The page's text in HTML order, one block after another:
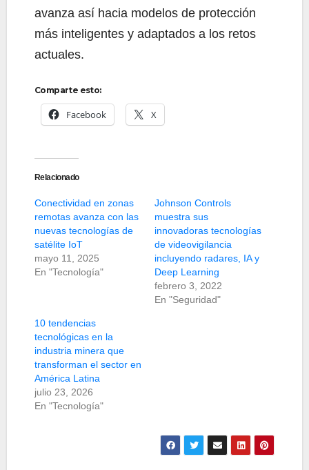
avanza así hacia modelos de protección
más inteligentes y adaptados a los retos
actuales.
Comparte esto:
Facebook X
Relacionado
Conectividad en zonas
remotas avanza con las
nuevas tecnologías de
satélite IoT
mayo 11, 2025
En "Tecnología"
Johnson Controls
muestra sus
innovadoras tecnologías
de videovigilancia
incluyendo radares, IA y
Deep Learning
febrero 3, 2022
En "Seguridad"
10 tendencias
tecnológicas en la
industria minera que
transforman el sector en
América Latina
julio 23, 2026
En "Tecnología"